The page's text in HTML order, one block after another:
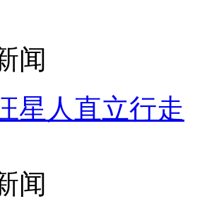
闻
星人直立行走
闻